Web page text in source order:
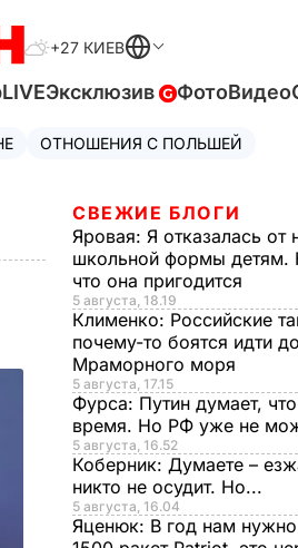
+27 КИЕВ
LIVEЭксклюзив ФотоВидео
ОТНОШЕНИЯ С ПОЛЬШЕЙ
СВЕЖИЕ БЛОГИ
Яровая: Я отказалась от
школьной формы детям.
что она пригодится
5 августа, 18.19
Клименко: Российские
почему-то боятся идти
Мраморного моря
5 августа, 17.15
Фурса: Путин думает,
время. Но РФ уже не
5 августа, 16.52
Коберник: Думаете –
никто не осудит. Но...
5 августа, 16.04
Яценюк: В год нам